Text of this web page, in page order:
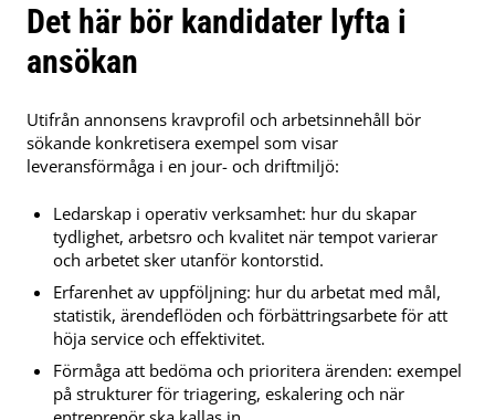
Det här bör kandidater lyfta i
ansökan
Utifrån annonsens kravprofil och arbetsinnehåll bör
sökande konkretisera exempel som visar
leveransförmåga i en jour- och driftmiljö:
Ledarskap i operativ verksamhet: hur du skapar
tydlighet, arbetsro och kvalitet när tempot varierar
och arbetet sker utanför kontorstid.
Erfarenhet av uppföljning: hur du arbetat med mål,
statistik, ärendeflöden och förbättringsarbete för att
höja service och effektivitet.
Förmåga att bedöma och prioritera ärenden: exempel
på strukturer för triagering, eskalering och när